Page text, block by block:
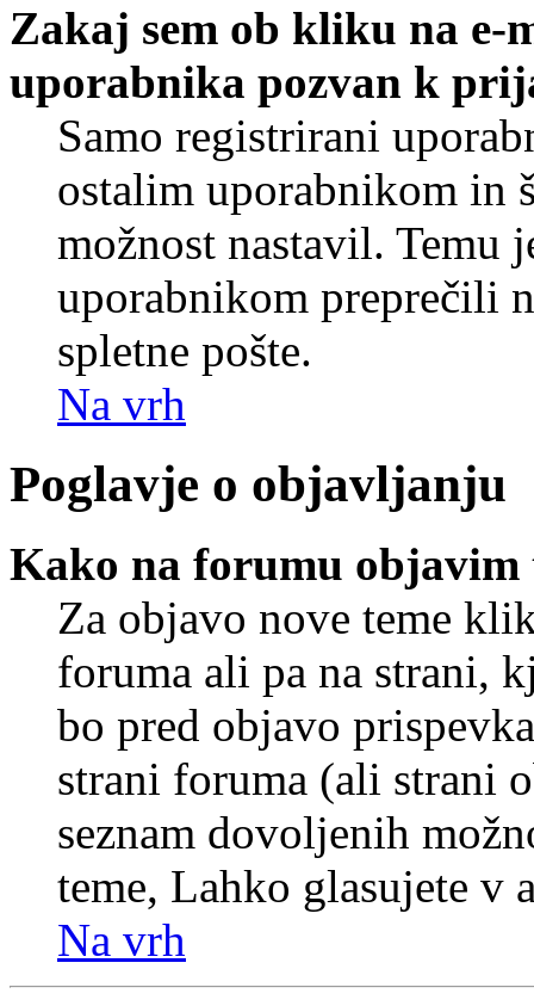
Zakaj sem ob kliku na e-
uporabnika pozvan k
Samo registrirani
ostalim uporabnikom in
možnost nastavil. Temu
uporabnikom preprečili
spletne pošte.
Na vrh
Poglavje o objavljanju
Kako na forumu objavim
Za objavo nove teme
foruma ali pa na strani,
bo pred objavo
strani foruma (ali strani
seznam dovoljenih
teme, Lahko glasujete v
Na vrh